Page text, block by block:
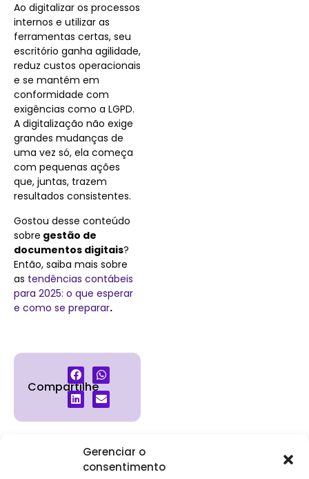
Gerenciar o
consentimento
Ao digitalizar os processos
internos e utilizar as
ferramentas certas, seu
escritório ganha agilidade,
reduz custos operacionais
e se mantém em
conformidade com
exigências como a LGPD.
A digitalização não exige
grandes mudanças de
uma vez só, ela começa
com pequenas ações
que, juntas, trazem
resultados consistentes.
Gostou desse conteúdo
sobre gestão de
documentos digitais?
Então, saiba mais sobre
as tendências contábeis
para 2025: o que esperar
e como se preparar.
Compartilhe
InstitucionalClientes